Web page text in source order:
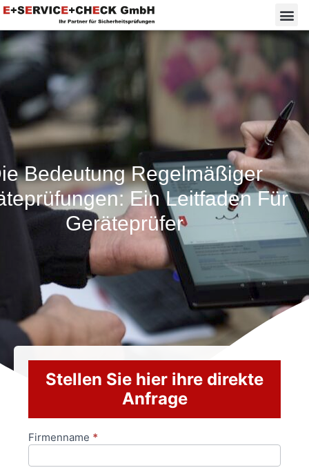
Bedeutung Regelmäßiger
Ein Leitfaden Für
Geräteprüfer
Stellen Sie hier ihre direkte
Anfrage
Anfrageformular
Firmenname *